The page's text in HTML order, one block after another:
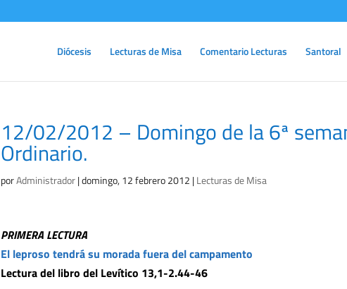
Diócesis Lecturas de Misa Comentario Lecturas Santoral
12/02/2012 – Domingo de la 6ª
Ordinario.
porAdministrador|domingo, 12 febrero 2012 |Lecturas de Misa
PRIMERA LECTURA
El leproso tendrá su morada fuera del campamento
Lectura del libro del Levítico 13,1-2.44-46